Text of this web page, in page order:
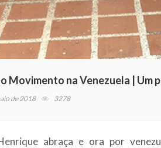
Movimento na Venezuela | Um
de 2018 3278
abraça e ora por